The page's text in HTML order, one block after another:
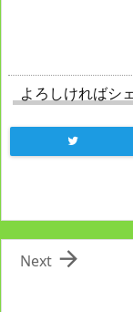
よろしければシ

Next